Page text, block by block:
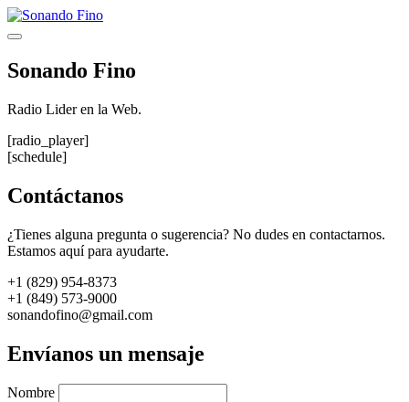
Saltar
al
Menú
Sonando Fino
Radio Lider en la Web.
[radio_player]
[schedule]
Contáctanos
¿Tienes alguna pregunta o sugerencia? No dudes en contactarnos.
Estamos aquí para ayudarte.
+1 (829) 954-8373
+1 (849) 573-9000
sonandofino@gmail.com
Envíanos un mensaje
Nombre